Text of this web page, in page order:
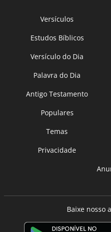
Versículos
Estudos Bíblicos
Versículo do Dia
Palavra do Dia
Antigo Testamento
Populares
Temas
Privacidade
Baixe nosso